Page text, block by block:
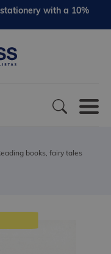
with a 10%
books, fairy tales